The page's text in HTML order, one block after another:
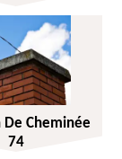
De Cheminée
74